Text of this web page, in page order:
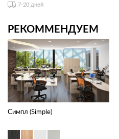
7-20 дней
РЕКОММЕНДУЕМ
Симпл (Simple)